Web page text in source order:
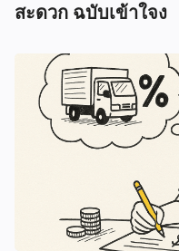
สะดวก ฉบับเข้าใจง